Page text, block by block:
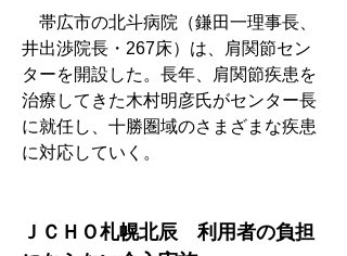
帯広市の北斗病院（鎌田一理事長、
井出渉院長・267床）は、肩関節セン
ターを開設した。長年、肩関節疾患を
治療してきた木村明彦氏がセンター長
に就任し、十勝圏域のさまざまな疾患
に対応していく。
ＪＣＨＯ札幌北辰　利用者の負担